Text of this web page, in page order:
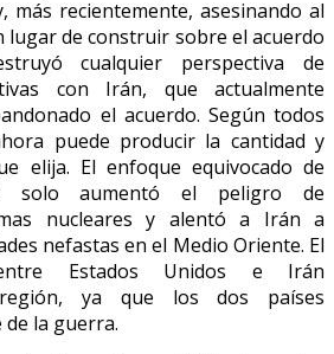
más recientemente, asesinando al
lugar de construir sobre el acuerdo
cualquier perspectiva de
con Irán, que actualmente
el acuerdo. Según todos
puede producir la cantidad y
elija. El enfoque equivocado de
solo aumentó el peligro de
nucleares y alentó a Irán a
nefastas en el Medio Oriente. El
Estados Unidos e Irán
ya que los dos países
la guerra.